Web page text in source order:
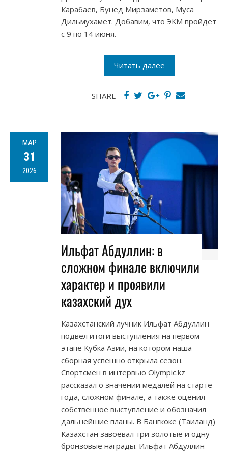
Карабаев, Бунед Мирзаметов, Муса
Дильмухамет. Добавим, что ЭКМ пройдет
с 9 по 14 июня.
Читать далее
SHARE
МАР
31
2026
Ильфат Абдуллин: в
сложном финале включили
характер и проявили
казахский дух
Казахстанский лучник Ильфат Абдуллин
подвел итоги выступления на первом
этапе Кубка Азии, на котором наша
сборная успешно открыла сезон.
Спортсмен в интервью Olympic.kz
рассказал о значении медалей на старте
года, сложном финале, а также оценил
собственное выступление и обозначил
дальнейшие планы. В Бангкоке (Таиланд)
Казахстан завоевал три золотые и одну
бронзовые награды. Ильфат Абдуллин